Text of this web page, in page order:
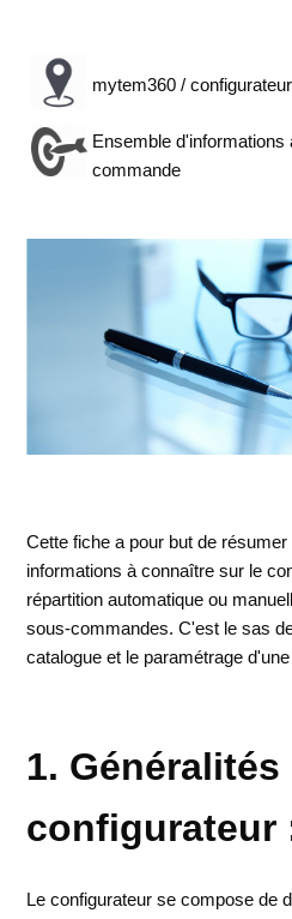
mytem360 /
Ensemble
commande
Cette fiche a pour but de
informations à connaître sur le
répartition automatique ou
sous-commandes. C'est le sas
catalogue et le paramétrage
1.
configurateur
Le configurateur se compose de